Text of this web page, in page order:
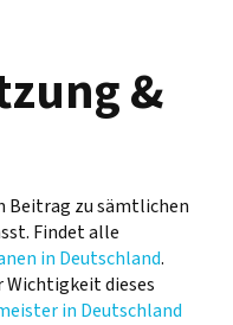
&
Beitrag zu sämtlichen
Findet alle
in Deutschland.
Wichtigkeit dieses
in Deutschland